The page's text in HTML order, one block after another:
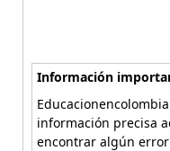
Información
información precisa
encontrar algún